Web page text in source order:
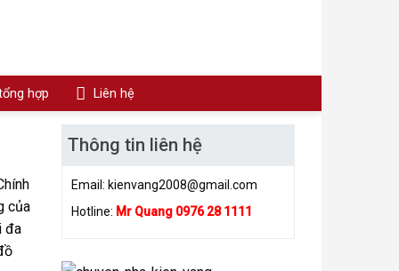
hợp Liên hệ
của
đa
Thông tin liên hệ
Email: kienvang2008@gmail.com
Hotline: Mr Quang 0976 28 1111